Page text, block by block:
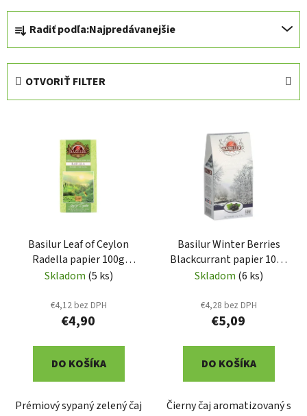
R
a
d
Radiť podľa:Najpredávanejšie
OTVORIŤ FILTER
Basilur Leaf of Ceylon
Radella papier 100g
(7788)
Skladom (5 ks)
€4,12 bez DPH
€4,90
DO KOŠÍKA
Prémiový sypaný zelený čaj
Basilur Winter Berries
Blackcurrant papier 100g
(3791)
Skladom (6 ks)
€4,28 bez DPH
€5,09
DO KOŠÍKA
Čierny čaj aromatizovaný s